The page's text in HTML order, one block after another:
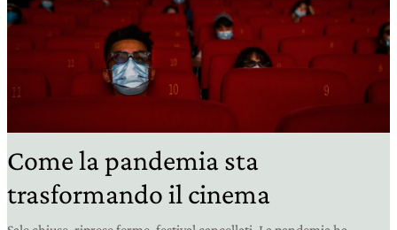
Come la pandemia sta
trasformando il cinema